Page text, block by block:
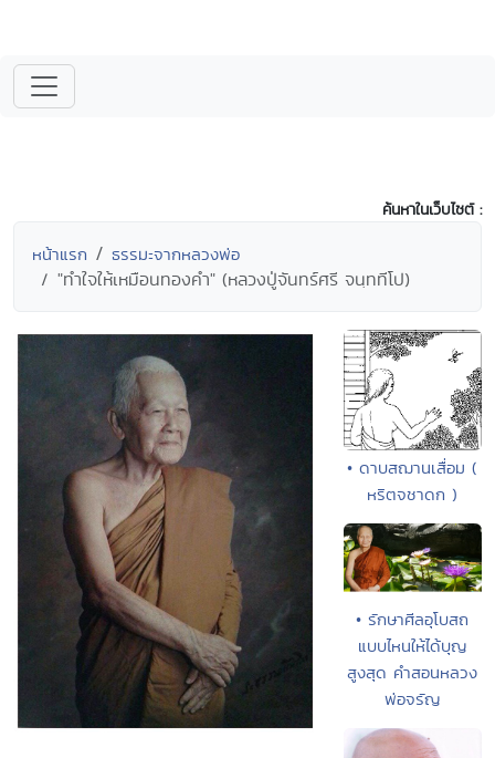
ค้นหาในเว็บไซต์ :
หน้าแรก ธรรมะจากหลวงพ่อ
"ทำใจให้เหมือนทองคำ" (หลวงปู่จันทร์ศรี จนฺททีโป)
• ดาบสฌานเสื่อม (
หริตจชาดก )
• รักษาศีลอุโบสถ
แบบไหนให้ได้บุญ
สูงสุด คำสอนหลวง
พ่อจรัญ